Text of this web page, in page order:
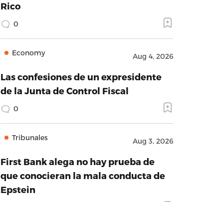
Rico
0
Economy Aug 4, 2026
Las confesiones de un expresidente
de la Junta de Control Fiscal
0
Tribunales Aug 3, 2026
First Bank alega no hay prueba de
que conocieran la mala conducta de
Epstein